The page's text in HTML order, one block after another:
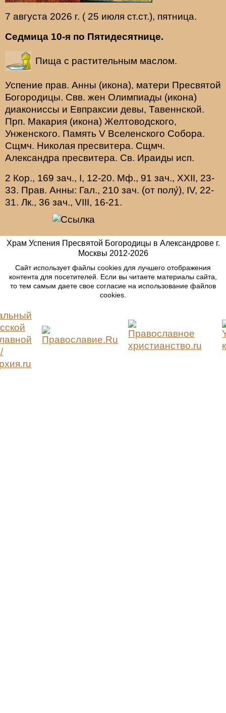
7 августа 2026 г. ( 25 июля ст.ст.), пятница.
Седмица 10-я по Пятидесятнице.
Пища с растительным маслом.
Успение прав. Анны (икона), матери Пресвятой
Богородицы. Свв. жен Олимпиады (икона)
диакониссы и Евпраксии девы, Тавеннской.
Прп. Макария (икона) Желтоводского,
Унженского. Память V Вселенского Собора.
Сщмч. Николая пресвитера. Сщмч.
Александра пресвитера. Св. Ираиды исп.
2 Кор., 169 зач., I, 12-20. Мф., 91 зач., XXII, 23-
33. Прав. Анны: Гал., 210 зач. (от полу́), IV, 22-
31. Лк., 36 зач., VIII, 16-21.
Храм Успения Пресвятой Богородицы в Александрове г.
Москвы 2012-2026
Сайт использует файлы cookies для лучшего отображения
контента для посетителей. Если вы читаете материалы сайта,
то тем самым даете свое согласие на использование файлов
cookies.